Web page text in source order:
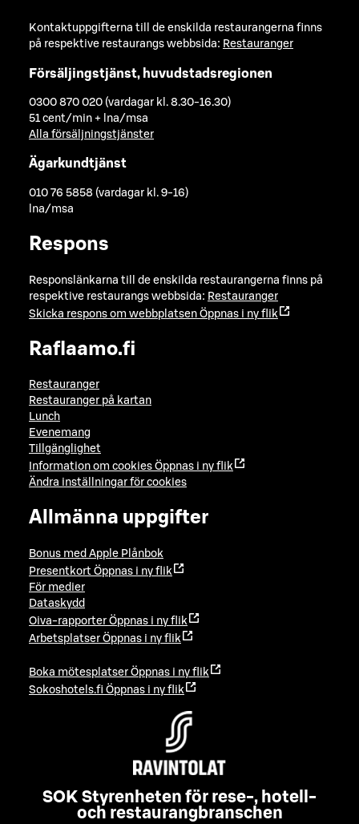
Kontaktuppgifterna till de enskilda restaurangerna finns
på respektive restaurangs webbsida: Restauranger
Försäljingstjänst, huvudstadsregionen
0300 870 020 (vardagar kl. 8.30-16.30)
51 cent/min + lna/msa
Alla försäljningstjänster
Ägarkundtjänst
010 76 5858 (vardagar kl. 9-16)
lna/msa
Respons
Responslänkarna till de enskilda restaurangerna finns på
respektive restaurangs webbsida: Restauranger
Skicka respons om webbplatsen Öppnas i ny flik
Raflaamo.fi
Restauranger
Restauranger på kartan
Lunch
Evenemang
Tillgänglighet
Information om cookies Öppnas i ny flik
Ändra inställningar för cookies
Allmänna uppgifter
Bonus med Apple Plånbok
Presentkort Öppnas i ny flik
För medier
Dataskydd
Oiva-rapporter Öppnas i ny flik
Arbetsplatser Öppnas i ny flik
Boka mötesplatser Öppnas i ny flik
Sokoshotels.fi Öppnas i ny flik
SOK Styrenheten för rese-, hotell-
och restaurangbranschen